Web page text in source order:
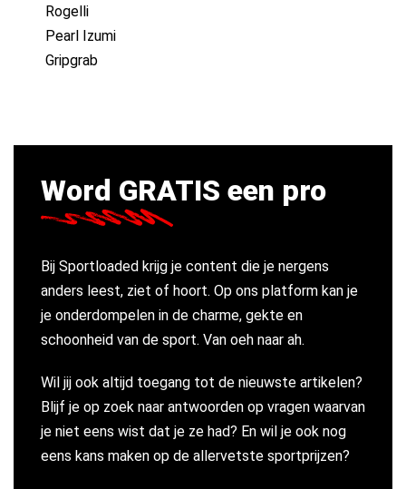
Rogelli
Pearl Izumi
Gripgrab
Word GRATIS een pro
Bij Sportloaded krijg je content die je nergens
anders leest, ziet of hoort. Op ons platform kan je
je onderdompelen in de charme, gekte en
schoonheid van de sport. Van oeh naar ah.
Wil jij ook altijd toegang tot de nieuwste artikelen?
Blijf je op zoek naar antwoorden op vragen waarvan
je niet eens wist dat je ze had? En wil je ook nog
eens kans maken op de allervetste sportprijzen?